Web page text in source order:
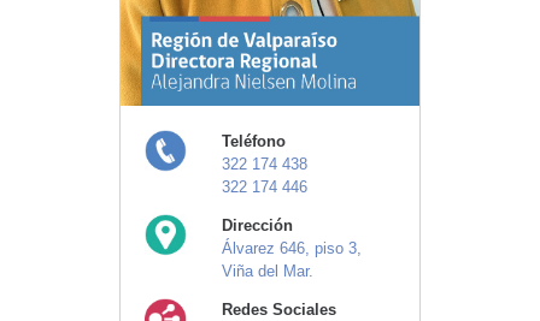
Teléfono
322 174 438
322 174 446
Dirección
Álvarez 646, piso 3,
Viña del Mar.
Redes Sociales